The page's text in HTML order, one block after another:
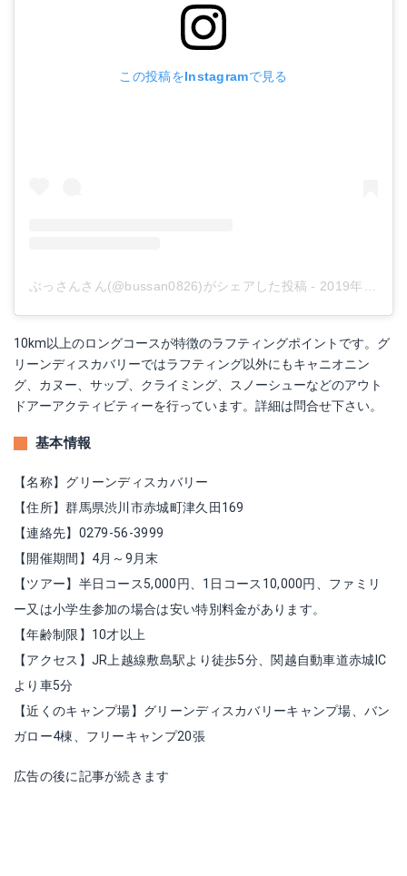
この投稿をInstagramで見る
ぶっさんさん(@bussan0826)がシェアした投稿 - 2019年 6月月10日午前5時34分PDT
10km以上のロングコースが特徴のラフティングポイントです。グ
リーンディスカバリーではラフティング以外にもキャニオニン
グ、カヌー、サップ、クライミング、スノーシューなどのアウト
ドアーアクティビティーを行っています。詳細は問合せ下さい。
基本情報
【名称】グリーンディスカバリー
【住所】群馬県渋川市赤城町津久田169
【連絡先】0279-56-3999
【開催期間】4月～9月末
【ツアー】半日コース5,000円、1日コース10,000円、ファミリ
ー又は小学生参加の場合は安い特別料金があります。
【年齢制限】10才以上
【アクセス】JR上越線敷島駅より徒歩5分、関越自動車道赤城IC
より車5分
【近くのキャンプ場】グリーンディスカバリーキャンプ場、バン
ガロー4棟、フリーキャンプ20張
広告の後に記事が続きます